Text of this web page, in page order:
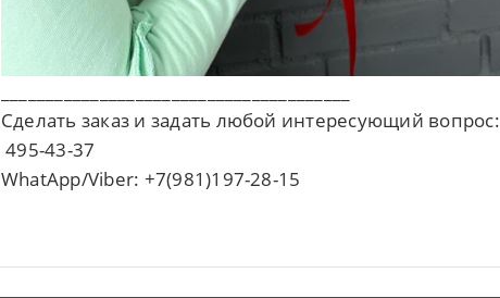
Сделать заказ и задать любой интересующий вопрос:
495-43-37
WhatApp/Viber: +7(981)197-28-15